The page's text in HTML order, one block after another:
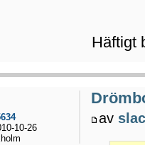
Häftigt
av
10-26